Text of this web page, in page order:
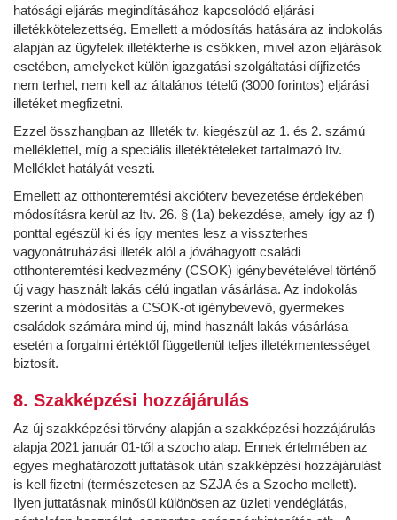
hatósági eljárás megindításához kapcsolódó eljárási
illetékkötelezettség. Emellett a módosítás hatására az indokolás
alapján az ügyfelek illetékterhe is csökken, mivel azon eljárások
esetében, amelyeket külön igazgatási szolgáltatási díjfizetés
nem terhel, nem kell az általános tételű (3000 forintos) eljárási
illetéket megfizetni.
Ezzel összhangban az Illeték tv. kiegészül az 1. és 2. számú
melléklettel, míg a speciális illetéktételeket tartalmazó Itv.
Melléklet hatályát veszti.
Emellett az otthonteremtési akcióterv bevezetése érdekében
módosításra kerül az Itv. 26. § (1a) bekezdése, amely így az f)
ponttal egészül ki és így mentes lesz a visszterhes
vagyonátruházási illeték alól a jóváhagyott családi
otthonteremtési kedvezmény (CSOK) igénybevételével történő
új vagy használt lakás célú ingatlan vásárlása. Az indokolás
szerint a módosítás a CSOK-ot igénybevevő, gyermekes
családok számára mind új, mind használt lakás vásárlása
esetén a forgalmi értéktől függetlenül teljes illetékmentességet
biztosít.
8. Szakképzési hozzájárulás
Az új szakképzési törvény alapján a szakképzési hozzájárulás
alapja 2021 január 01-től a szocho alap. Ennek értelmében az
egyes meghatározott juttatások után szakképzési hozzájárulást
is kell fizetni (természetesen az SZJA és a Szocho mellett).
Ilyen juttatásnak minősül különösen az üzleti vendéglátás,